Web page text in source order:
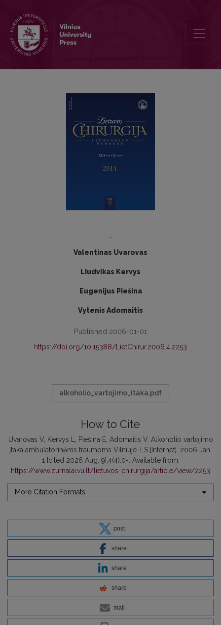
-
Valentinas Uvarovas
Liudvikas Kervys
Eugenijus Piešina
Vytenis Adomaitis
Published 2006-01-01
https://doi.org/10.15388/LietChirur.2006.4.2253
alkoholio_vartojimo_itaka.pdf
How to Cite
Uvarovas V, Kervys L, Piešina E, Adomaitis V. Alkoholio vartojimo
įtaka ambulatorinėms traumoms Vilniuje. LS [Internet]. 2006 Jan.
1 [cited 2026 Aug. 9];4(4):0-. Available from:
https://www.zurnalai.vu.lt/lietuvos-chirurgija/article/view/2253
More Citation Formats
post
share
share
share
mail